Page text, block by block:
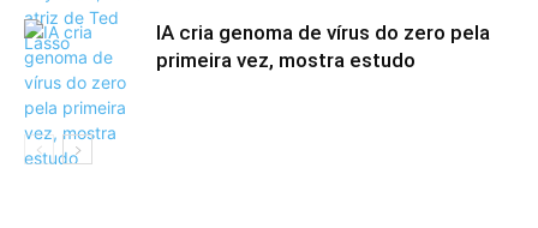
IA cria genoma de vírus do zero pela
primeira vez, mostra estudo